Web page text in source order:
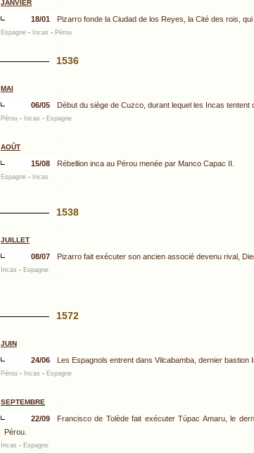
JANVIER
18/01 Pizarro fonde la Ciudad de los Reyes, la Cité des rois, qui
Espagne - Incas - Pérou
1536
MAI
06/05 Début du siège de Cuzco, durant lequel les Incas tentent
Pérou - Incas - Espagne
AOÛT
15/08 Rébellion inca au Pérou menée par Manco Capac II.
Espagne - Incas
1538
JUILLET
08/07 Pizarro fait exécuter son ancien associé devenu rival,
Incas - Espagne
1572
JUIN
24/06 Les Espagnols entrent dans Vilcabamba, dernier bastion
Pérou - Incas - Espagne
SEPTEMBRE
22/09
Francisco de Tolède fait exécuter Túpac Amaru, le
Pérou.
Incas - Espagne